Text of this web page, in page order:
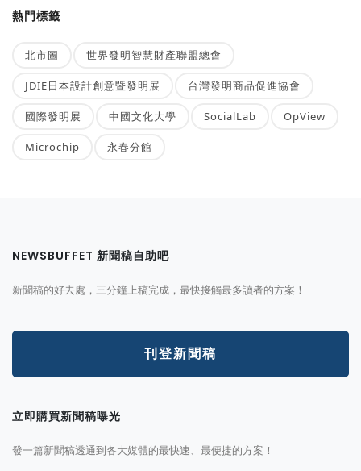
熱門標籤
北市圖 世界發明智慧財產聯盟總會
JDIE日本設計創意暨發明展 台灣發明商品促進協會
國際發明展 中國文化大學 SocialLab OpView
Microchip 永春分館
NEWSBUFFET 新聞稿自助吧
新聞稿的好去處，三分鐘上稿完成，最快接觸最多讀者的方案！
刊登新聞稿
立即購買新聞稿曝光
發一篇新聞稿透通到各大媒體的最快速、最便捷的方案！